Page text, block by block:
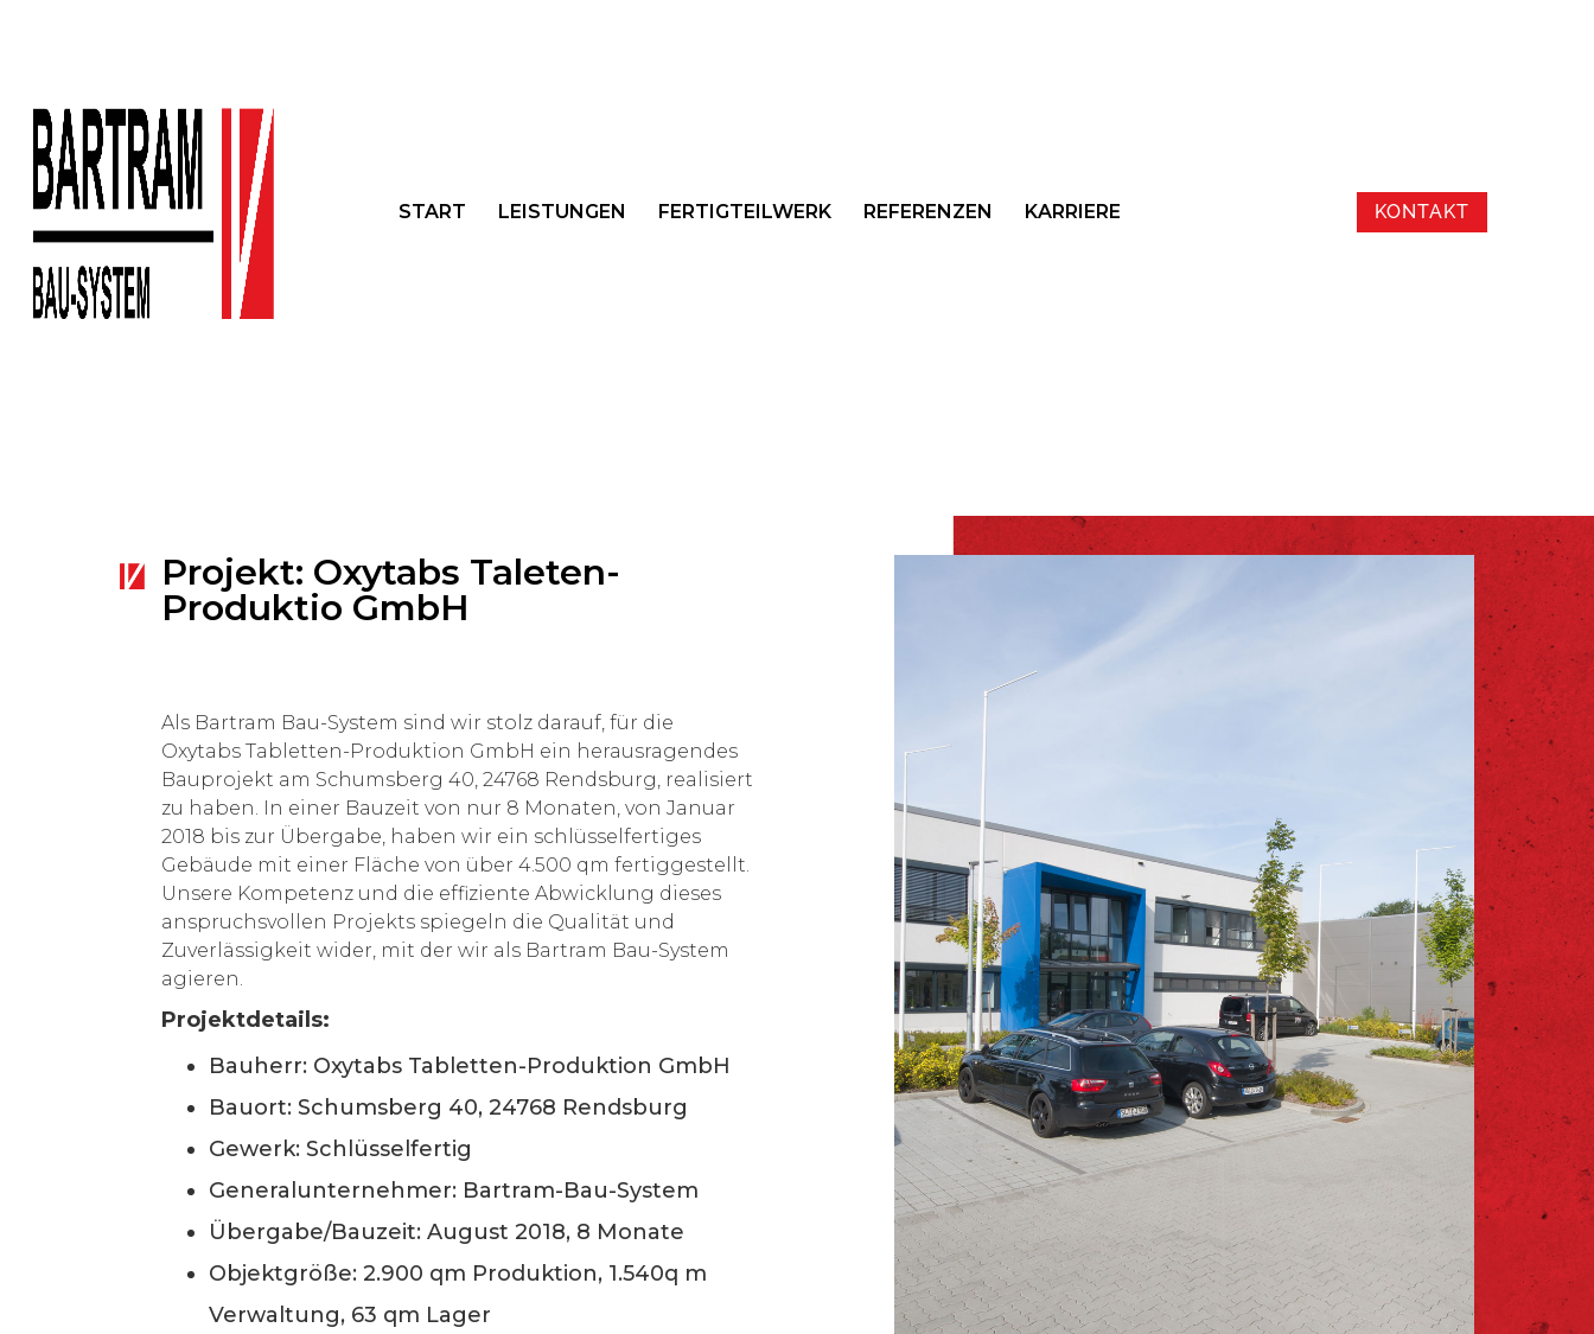
START LEISTUNGEN FERTIGTEILWERK REFERENZEN KARRIERE KONTAKT
Projekt: Oxytabs Taleten-
Produktio GmbH
Als Bartram Bau-System sind wir stolz darauf, für die
Oxytabs Tabletten-Produktion GmbH ein herausragendes
Bauprojekt am Schumsberg 40, 24768 Rendsburg, realisiert
zu haben. In einer Bauzeit von nur 8 Monaten, von Januar
2018 bis zur Übergabe, haben wir ein schlüsselfertiges
Gebäude mit einer Fläche von über 4.500 qm fertiggestellt.
Unsere Kompetenz und die effiziente Abwicklung dieses
anspruchsvollen Projekts spiegeln die Qualität und
Zuverlässigkeit wider, mit der wir als Bartram Bau-System
agieren.
Projektdetails:
Bauherr: Oxytabs Tabletten-Produktion GmbH
Bauort: Schumsberg 40, 24768 Rendsburg
Gewerk: Schlüsselfertig
Generalunternehmer: Bartram-Bau-System
Übergabe/Bauzeit: August 2018, 8 Monate
Objektgröße: 2.900 qm Produktion, 1.540q m
Verwaltung, 63 qm Lager